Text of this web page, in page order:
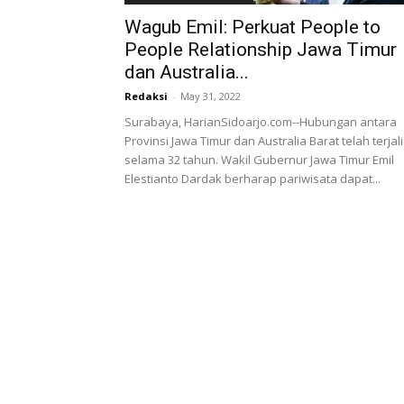
Wagub Emil: Perkuat People to
People Relationship Jawa Timur
dan Australia...
Redaksi - May 31, 2022
Surabaya, HarianSidoarjo.com--Hubungan antara
Provinsi Jawa Timur dan Australia Barat telah
selama 32 tahun. Wakil Gubernur Jawa Timur Emil
Elestianto Dardak berharap pariwisata dapat...